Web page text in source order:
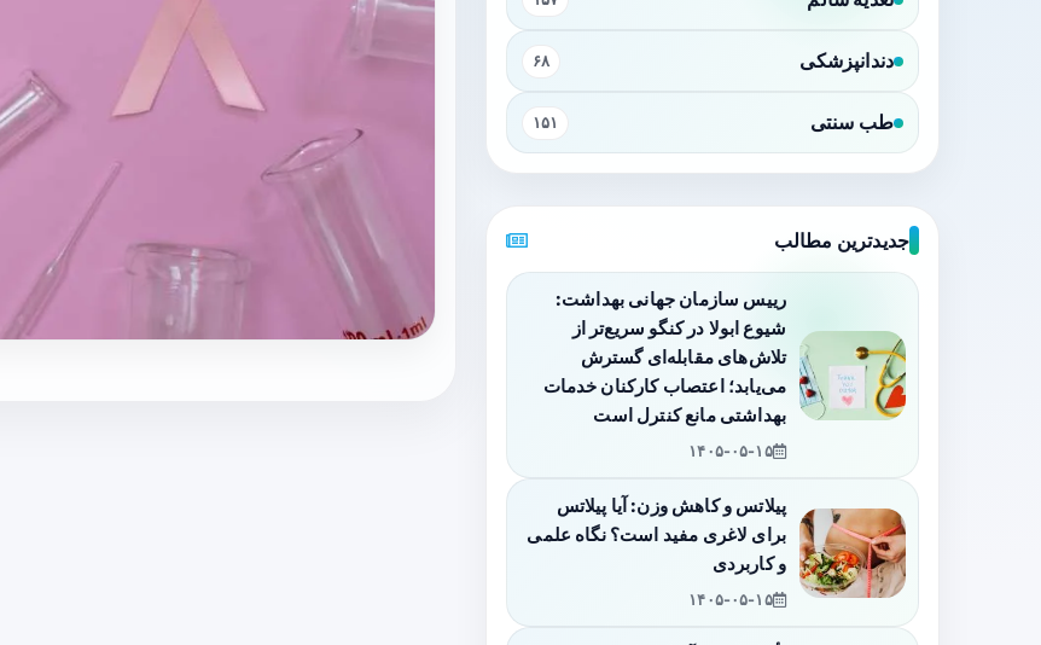
دندانپزشکی ۶۸
طب سنتی ۱۵۱
جدیدترین مطالب
رییس سازمان جهانی بهداشت:
شیوع ابولا در کنگو سریع‌تر از
تلاش‌های مقابله‌ای گسترش
می‌یابد؛ اعتصاب کارکنان خدمات
بهداشتی مانع کنترل است
۱۴۰۵-۰۵-۱۵
پیلاتس و کاهش وزن: آیا پیلاتس
برای لاغری مفید است؟ نگاه علمی
و کاربردی
۱۴۰۵-۰۵-۱۵